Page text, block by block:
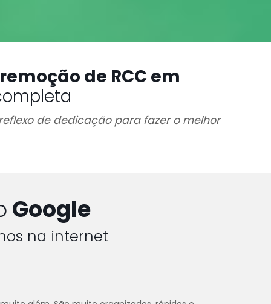
de RCC em
de dedicação para fazer o melhor
Google
na internet